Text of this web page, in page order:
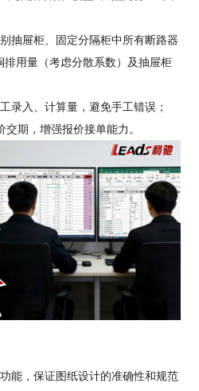
别抽屉柜、固定分隔柜中所有断路器
用量（考虑分散系数）及抽屉柜
录入、计算量，避免手工错误；
交期，增强报价接单能力。
能，保证图纸设计的准确性和规范